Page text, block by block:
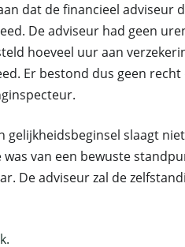
dat de financieel adviseur
De adviseur had geen
hoeveel uur aan
Er bestond dus geen
slaagt
van een bewuste
De adviseur zal de